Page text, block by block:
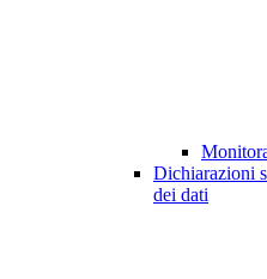
Dichiarazioni
dei dati